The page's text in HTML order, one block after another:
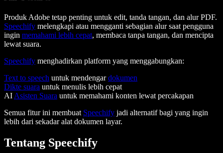
Produk Adobe tetap penting untuk edit, tanda tangan, dan alur PDF.
Speechify melengkapi atau mengganti sebagian alur saat pengguna
ingin memahami lebih cepat, membaca tanpa tangan, dan mencipta
lewat suara.
Speechify menghadirkan platform yang menggabungkan:
Text to speech untuk mendengardokumen
Dikte suara untuk menulis lebih cepat
AI Asisten Suara untuk memahami konten lewat percakapan
Semua fitur ini membuat Speechify jadi alternatif bagi yang ingin
lebih dari sekadar alat dokumen layar.
Tentang Speechify